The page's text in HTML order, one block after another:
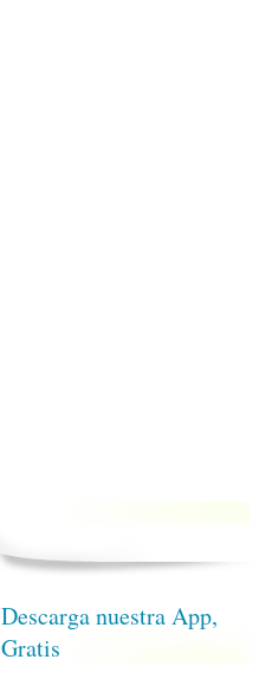
Descarga nuestra App,
Gratis